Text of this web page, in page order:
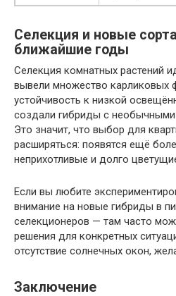
Селекция и новые
ближайшие годы
Селекция комнатных растений
вывели множество карликовых
устойчивость к низкой
создали гибриды с необычными
Это значит, что выбор для
расширяться: появятся ещё
неприхотливые и долго
Если вы любите
внимание на новые гибриды в
селекционеров — там часто
решения для конкретных
отсутствие солнечных окон,
Заключение